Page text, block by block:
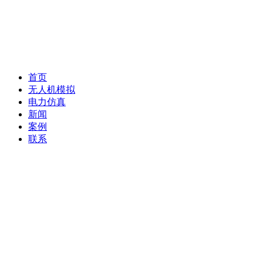
首页
无人机模拟
电力仿真
新闻
案例
联系